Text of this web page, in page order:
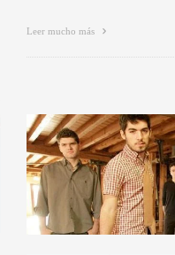
Leer mucho más